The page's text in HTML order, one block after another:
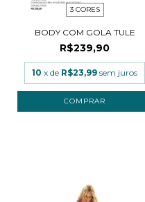
3 CORES
BODY COM GOLA TULE
R$239,90
10 x de R$23,99 sem juros
COMPRAR